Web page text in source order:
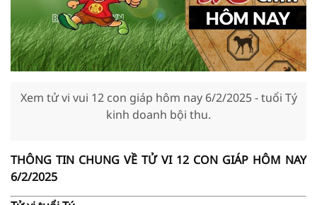
Xem tử vi vui 12 con giáp hôm nay 6/2/2025 - tuổi Tý
kinh doanh bội thu.
THÔNG TIN CHUNG VỀ TỬ VI 12 CON GIÁP HÔM NAY
6/2/2025